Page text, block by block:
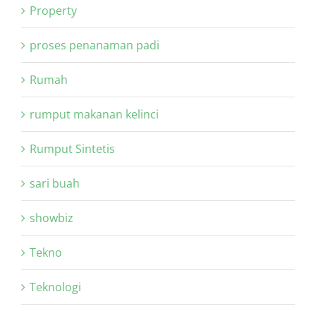
Property
proses penanaman padi
Rumah
rumput makanan kelinci
Rumput Sintetis
sari buah
showbiz
Tekno
Teknologi